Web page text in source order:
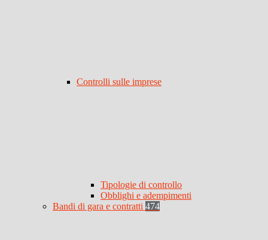
Controlli sulle imprese
Tipologie di controllo
Obblighi e adempimenti
Bandi di gara e contratti 474